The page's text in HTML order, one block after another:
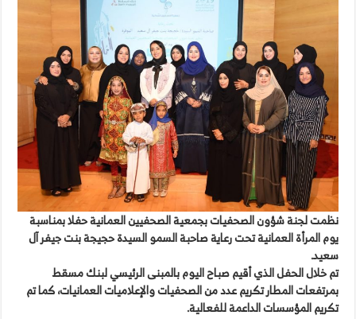
نظمت لجنة شؤون الصحفيات بجمعية الصحفيين العمانية حفلا بمناسبة
يوم المرأة العمانية تحت رعاية صاحبة السمو السيدة حجيجة بنت جيفر آل
سعيد.
تم خلال الحفل الذي أقيم صباح اليوم بالمبنى الرئيسي لبنك مسقط
بمرتفعات المطار تكريم عدد من الصحفيات والإعلاميات العمانيات، كما تم
تكريم المؤسسات الداعمة للفعالية.